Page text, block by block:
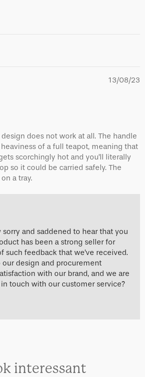
13/08/23
does not work at all. The handle
of a full teapot, meaning that
scorchingly hot and you'll literally
so it could be carried safely. The
a tray.
and saddened to hear that you
has been a strong seller for
such feedback that we've received.
design and procurement
with our brand, and we are
touch with our customer service?
interessant